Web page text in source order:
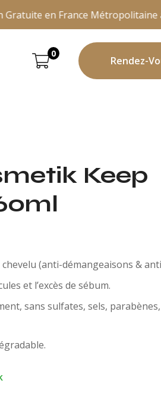
en France Métropolitaine à
0
Rendez-
Keep
(anti-démangeaisons &
et l’excès de sébum.
sans sulfates, sels,